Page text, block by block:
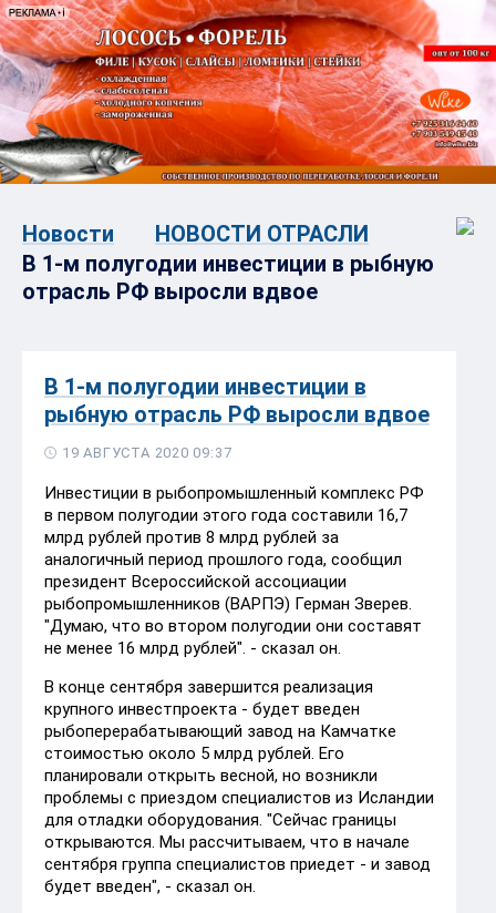
Новости
НОВОСТИ ОТРАСЛИ
В 1-м полугодии инвестиции в рыбную
отрасль РФ выросли вдвое
В 1-м полугодии инвестиции в
рыбную отрасль РФ выросли вдвое
19 АВГУСТА 2020 09:37
Инвестиции в рыбопромышленный комплекс РФ
в первом полугодии этого года составили 16,7
млрд рублей против 8 млрд рублей за
аналогичный период прошлого года, сообщил
президент Всероссийской ассоциации
рыбопромышленников (ВАРПЭ) Герман Зверев.
"Думаю, что во втором полугодии они составят
не менее 16 млрд рублей". - сказал он.
В конце сентября завершится реализация
крупного инвестпроекта - будет введен
рыбоперерабатывающий завод на Камчатке
стоимостью около 5 млрд рублей. Его
планировали открыть весной, но возникли
проблемы с приездом специалистов из Исландии
для отладки оборудования. "Сейчас границы
открываются. Мы рассчитываем, что в начале
сентября группа специалистов приедет - и завод
будет введен", - сказал он.